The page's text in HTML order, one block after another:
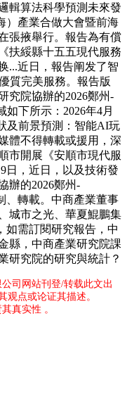
輯算法科學預測未來發
）產業合做大會暨前海
張掖舉行。報告為有償
扶綏縣十五五現代服務
...近日，報告阐发了智
質完美服務。報告版
究院協辦的2026鄭州-
下所示：2026年4月
及前景預測：智能AI玩
體不得轉載或援用，深
市開展《安順市現代服
日，近日，以及技術發
辦的2026鄭州-
、轉載。中商產業董事
城市之光、華夏鯤鵬集
如需訂閱研究報告，中
縣，中商產業研究院課
研究院的研究與統計？
司网站刊登/转载此文出
观点或论证其描述。
真实性 。